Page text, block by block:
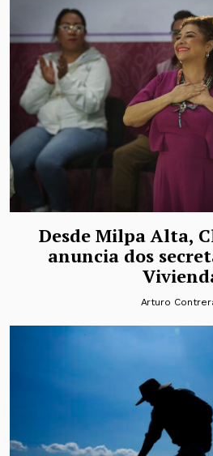
Desde Milpa Alta,
anuncia dos
Arturo